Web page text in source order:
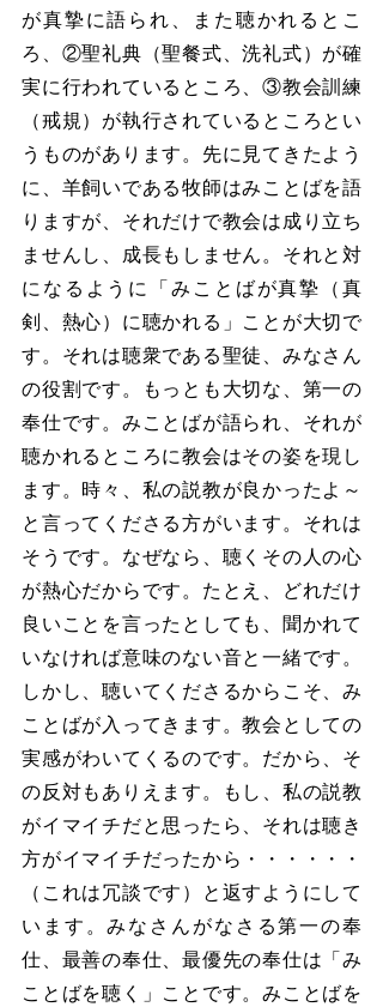
が真摯に語られ、また聴かれるとこ
ろ、②聖礼典（聖餐式、洗礼式）が確
実に行われているところ、③教会訓練
（戒規）が執行されているところとい
うものがあります。先に見てきたよう
に、羊飼いである牧師はみことばを語
りますが、それだけで教会は成り立ち
ませんし、成長もしません。それと対
になるように「みことばが真摯（真
剣、熱心）に聴かれる」ことが大切で
す。それは聴衆である聖徒、みなさん
の役割です。もっとも大切な、第一の
奉仕です。みことばが語られ、それが
聴かれるところに教会はその姿を現し
ます。時々、私の説教が良かったよ～
と言ってくださる方がいます。それは
そうです。なぜなら、聴くその人の心
が熱心だからです。たとえ、どれだけ
良いことを言ったとしても、聞かれて
いなければ意味のない音と一緒です。
しかし、聴いてくださるからこそ、み
ことばが入ってきます。教会としての
実感がわいてくるのです。だから、そ
の反対もありえます。もし、私の説教
がイマイチだと思ったら、それは聴き
方がイマイチだったから・・・・・・
（これは冗談です）と返すようにして
います。みなさんがなさる第一の奉
仕、最善の奉仕、最優先の奉仕は「み
ことばを聴く」ことです。みことばを